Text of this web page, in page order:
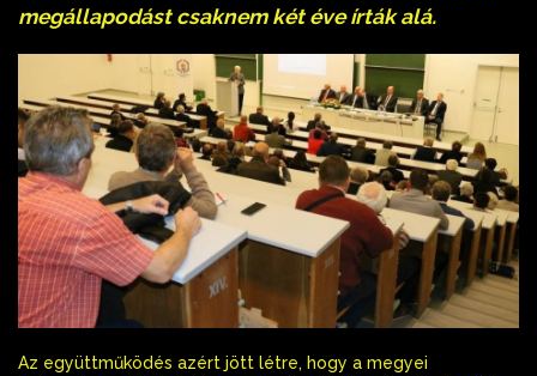
megállapodást csaknem két éve írták alá.
Az együttműködés azért jött létre, hogy a megyei